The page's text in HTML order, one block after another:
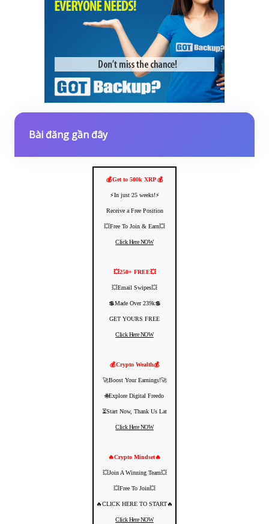
Bài đăng gần đây
💰Get to 500k XRP 💰
⚡️In just 25 weeks!⚡️
Receive a Free Position
💥Free To Join & Earn💥
Click Here NOW
💥250+ FREE💥
💥Email Swipes💥
💲Made Over 239k💲
GET YOURS FREE
Click Here NOW
💰Crypto Wealth💰
🚀Boost Your Earnings!🚀
🌐Explore Digital Freedo
⏳Start Now, Thank Us Lat
Click Here NOW
🔥Crypto Mindset🔥
💥Join A Winning Team💥
💥Free To Join💥
🔥CLICK HERE TO START🔥
Click Here NOW